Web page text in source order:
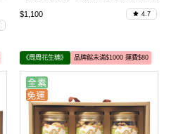
$1,100 4.7
《周周花生糖》 品牌館未滿$1000 運費$80